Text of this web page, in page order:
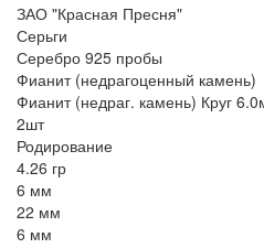
ЗАО "Красная Пресня"
Серьги
Серебро 925 пробы
Фианит (недрагоценный камень)
Фианит (недраг. камень) Круг
2шт
Родирование
4.26 гр
6 мм
22 мм
6 мм